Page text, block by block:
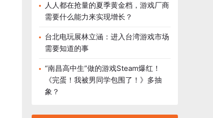
人人都在抢量的夏季黄金档，游戏厂商
需要什么能力来实现增长？
台北电玩展林立涵：进入台湾游戏市场
需要知道的事
“南昌高中生”做的游戏Steam爆红！
《完蛋！我被男同学包围了！》多抽
象？